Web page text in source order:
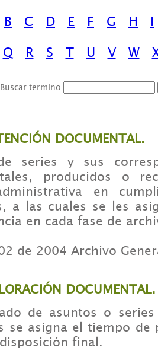
B C D E F G H
I
Q R S T U V W
Buscar termino
DOCUMENTAL.
series y sus
producidos o
en
a las cuales se les
en cada fase de
de 2004 Archivo
DOCUMENTAL.
de asuntos o
se asigna el tiempo de
final.